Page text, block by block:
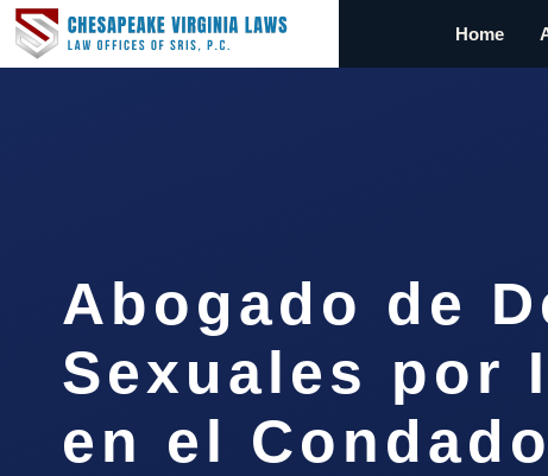
Home
Abogado de
Sexuales por
en el